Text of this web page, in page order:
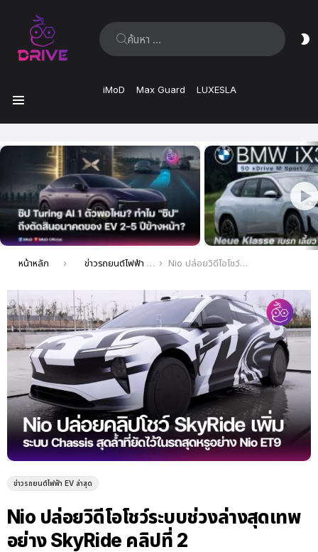
ค้นหา:
iMoD Max Guard LUXESLA
ล่าสุด
คุณอยู่ที่นี่:
หน้าหลัก ข่าวรถยนต์ไฟฟ้า EV ล่าสุด Nio ปล่อยวิดีโอโชว์ระบบช่วงล่างสุดเทพอย่าง SkyRide คลิปที่ 2
ข่าวรถยนต์ไฟฟ้า EV ล่าสุด
Nio ปล่อยวิดีโอโชว์ระบบช่วงล่างสุดเทพ
อย่าง SkyRide คลิปที่ 2